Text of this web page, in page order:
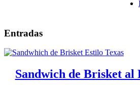
Entradas
Sandwich de Brisket al